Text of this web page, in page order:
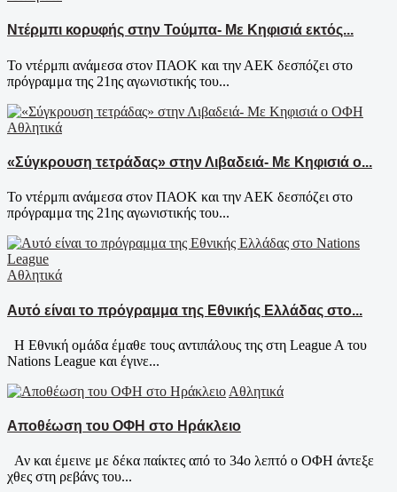
Ντέρμπι κορυφής στην Τούμπα- Με Κηφισιά εκτός...
Το ντέρμπι ανάμεσα στον ΠΑΟΚ και την ΑΕΚ δεσπόζει στο
πρόγραμμα της 21ης αγωνιστικής του...
Αθλητικά
«Σύγκρουση τετράδας» στην Λιβαδειά- Με Κηφισιά ο...
Το ντέρμπι ανάμεσα στον ΠΑΟΚ και την ΑΕΚ δεσπόζει στο
πρόγραμμα της 21ης αγωνιστικής του...
Αθλητικά
Αυτό είναι το πρόγραμμα της Εθνικής Ελλάδας στο...
Η Εθνική ομάδα έμαθε τους αντιπάλους της στη League A του
Nations League και έγινε...
Αθλητικά
Αποθέωση του ΟΦΗ στο Ηράκλειο
Αν και έμεινε με δέκα παίκτες από το 34ο λεπτό ο ΟΦΗ άντεξε
χθες στη ρεβάνς του...